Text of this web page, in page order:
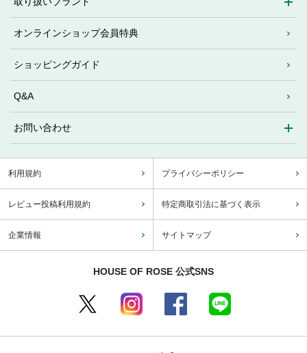
オンラインショップ会員特典
ショッピングガイド
Q&A
お問い合わせ
利用規約 プライバシーポリシー
レビュー投稿利用規約 特定商取引法に基づく表示
企業情報 サイトマップ
HOUSE OF ROSE 公式SNS